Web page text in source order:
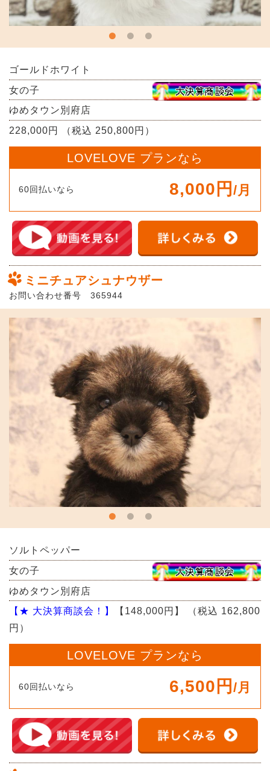
ゴールドホワイト
女の子
ゆめタウン別府店
228,000円 （税込 250,800円）
LOVELOVE プランなら
60回払いなら 8,000円 /月
ミニチュアシュナウザー
お問い合わせ番号 365944
ソルトペッパー
女の子
ゆめタウン別府店
【★ 大決算商談会！】
【148,000円】
（税込 162,800
円）
LOVELOVE プランなら
60回払いなら 6,500円 /月